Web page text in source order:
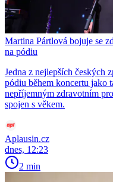
Martina Pártlová bojuje se
na pódiu
Jedna z nejlepších českých
pódiu během koncertu jako
nepříjemným zdravotním
spojen s věkem.
Aplausin.cz
dnes, 12:23
2 min